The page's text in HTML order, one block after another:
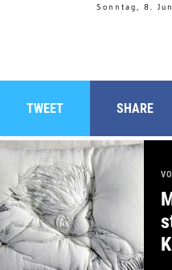
Sonntag, 8.
TWEET SHARE